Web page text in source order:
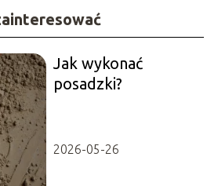
Jak wykonać
posadzki?
2026-05-26